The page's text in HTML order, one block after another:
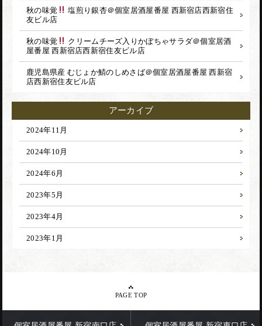
秋の味覚 塩煎り銀杏＠個室居酒屋番屋 西新宿店西新宿住
友ビル店
秋の味覚
クリームチーズ入りかぼちゃサラダ＠個室居酒
屋番屋 西新宿店西新宿住友ビル店
鹿児島県産 むじょか鯖のしめさば＠個室居酒屋番屋 西新宿
店西新宿住友ビル店
アーカイブ
2024年11月
2024年10月
2024年6月
2023年5月
2023年4月
2023年1月
PAGE TOP